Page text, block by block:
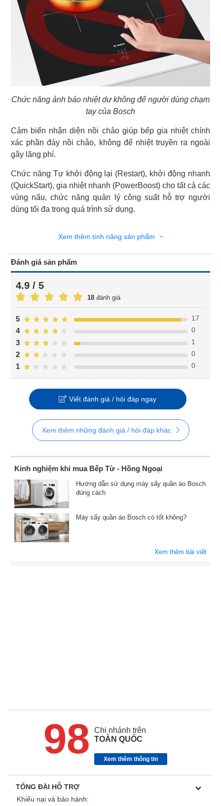
Chức năng ảnh báo nhiệt dư không để người dùng chạm
tay của Bosch
Cảm biến nhận diện nồi chảo giúp bếp gia nhiệt chính
xác phần đáy nồi chảo, không để nhiệt truyền ra ngoài
gây lãng phí.
Chức năng Tự khởi động lại (Restart), khởi động nhanh
(QuickStart), gia nhiệt nhanh (PowerBoost) cho tất cả các
vùng nấu, chức năng quản lý công suất hỗ trợ người
dùng tối đa trong quá trình sử dụng.
Xem thêm tính năng sản phẩm
Đánh giá sản phẩm
4.9 / 5
18 đánh giá
1 0
2 0
3 1
4 0
5 17
Viết đánh giá / hỏi đáp ngay
Xem thêm những đánh giá / hỏi đáp khác
Kinh nghiệm khi mua Bếp Từ - Hồng Ngoại
Hướng dẫn sử dụng máy sấy quần áo Bosch
đúng cách
Máy sấy quần áo Bosch có tốt không?
Xem thêm bài viết
98
Chi nhánh trên
TOÀN QUỐC
Xem thêm thông tin
TỔNG ĐÀI HỖ TRỢ
Khiếu nại và bảo hành: